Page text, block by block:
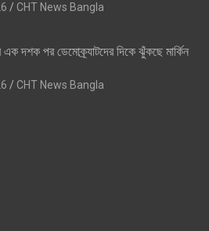
CHT News Bangla
এক দশক পর ডেমোক্র্যাটদের দিকে ঝুঁকছে মার্কিন
CHT News Bangla